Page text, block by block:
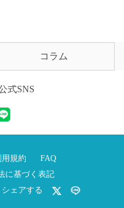
コラム
式SNS
用規約
FAQ
に基づく表記
シェアする